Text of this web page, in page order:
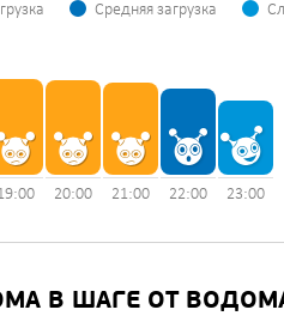
Средняя загрузка
20:00 21:00 22:00 23:00
В ШАГЕ ОТ